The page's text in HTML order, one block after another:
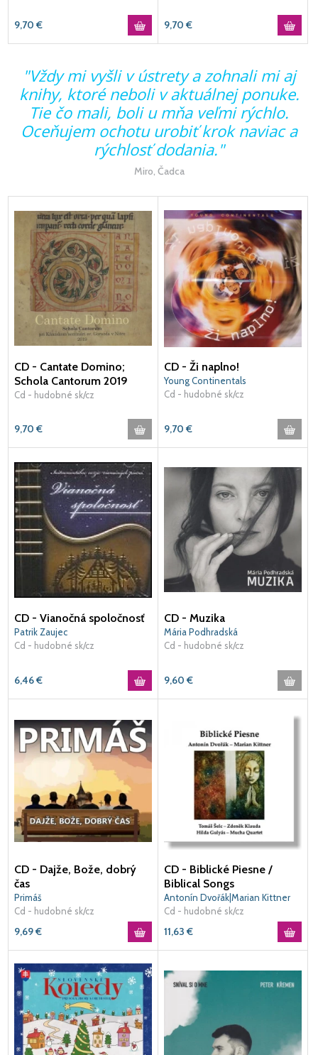
9,70 € 9,70 €
"Vždy mi vyšli v ústrety a zohnali mi aj
knihy, ktoré neboli v aktuálnej ponuke.
Tie čo mali, boli u mňa veľmi rýchlo.
Oceňujem ochotu urobiť krok naviac a
rýchlosť dodania."
Miro, Čadca
CD - Cantate Domino;
Schola Cantorum 2019
Cd - hudobné sk/cz
9,70 €
CD - Ži naplno!
Young Continentals
Cd - hudobné sk/cz
9,70 €
CD - Vianočná spoločnosť
Patrik Zaujec
Cd - hudobné sk/cz
6,46€
CD - Muzika
Mária Podhradská
Cd - hudobné sk/cz
9,60 €
CD - Dajže, Bože, dobrý
čas
Primáš
Cd - hudobné sk/cz
9,69€
CD - Biblické Piesne /
Biblical Songs
Antonín Dvořák|Marian Kittner
Cd - hudobné sk/cz
11,63 €